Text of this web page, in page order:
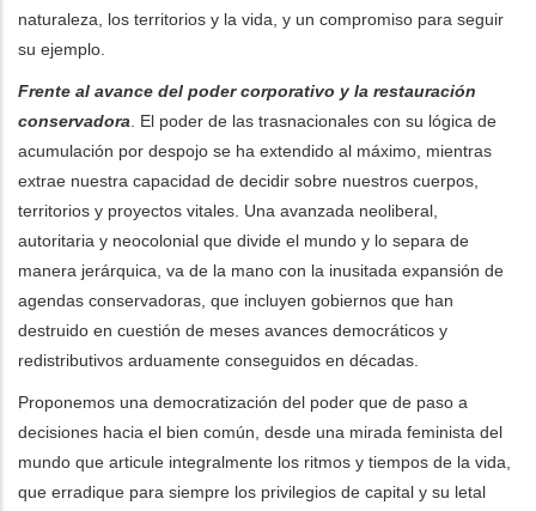
naturaleza, los territorios y la vida, y un compromiso para seguir
su ejemplo.
Frente al avance del poder corporativo y la restauración
conservadora . El poder de las trasnacionales con su lógica de
acumulación por despojo se ha extendido al máximo, mientras
extrae nuestra capacidad de decidir sobre nuestros cuerpos,
territorios y proyectos vitales. Una avanzada neoliberal,
autoritaria y neocolonial que divide el mundo y lo separa de
manera jerárquica, va de la mano con la inusitada expansión de
agendas conservadoras, que incluyen gobiernos que han
destruido en cuestión de meses avances democráticos y
redistributivos arduamente conseguidos en décadas.
Proponemos una democratización del poder que de paso a
decisiones hacia el bien común, desde una mirada feminista del
mundo que articule integralmente los ritmos y tiempos de la vida,
que erradique para siempre los privilegios de capital y su letal